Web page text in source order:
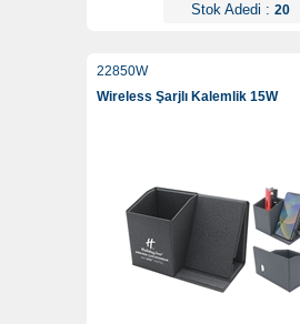
Stok Adedi : 20
22850W
Wireless Şarjlı Kalemlik 15W